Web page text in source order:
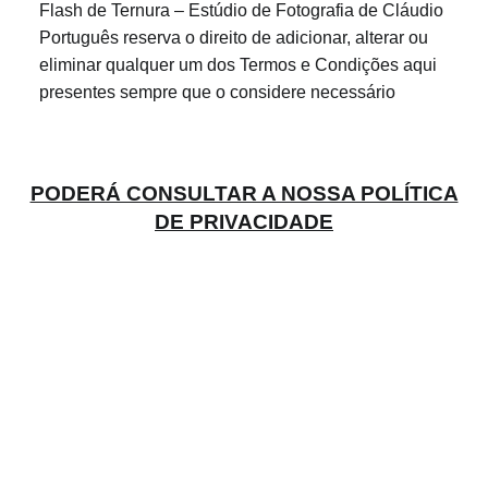
Flash de Ternura – Estúdio de Fotografia de Cláudio
Português reserva o direito de adicionar, alterar ou
eliminar qualquer um dos Termos e Condições aqui
presentes sempre que o considere necessário
PODERÁ CONSULTAR A NOSSA POLÍTICA
DE PRIVACIDADE